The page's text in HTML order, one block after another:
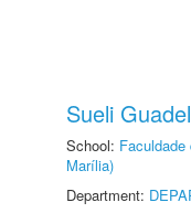
Sueli
School:
Marília)
Department: